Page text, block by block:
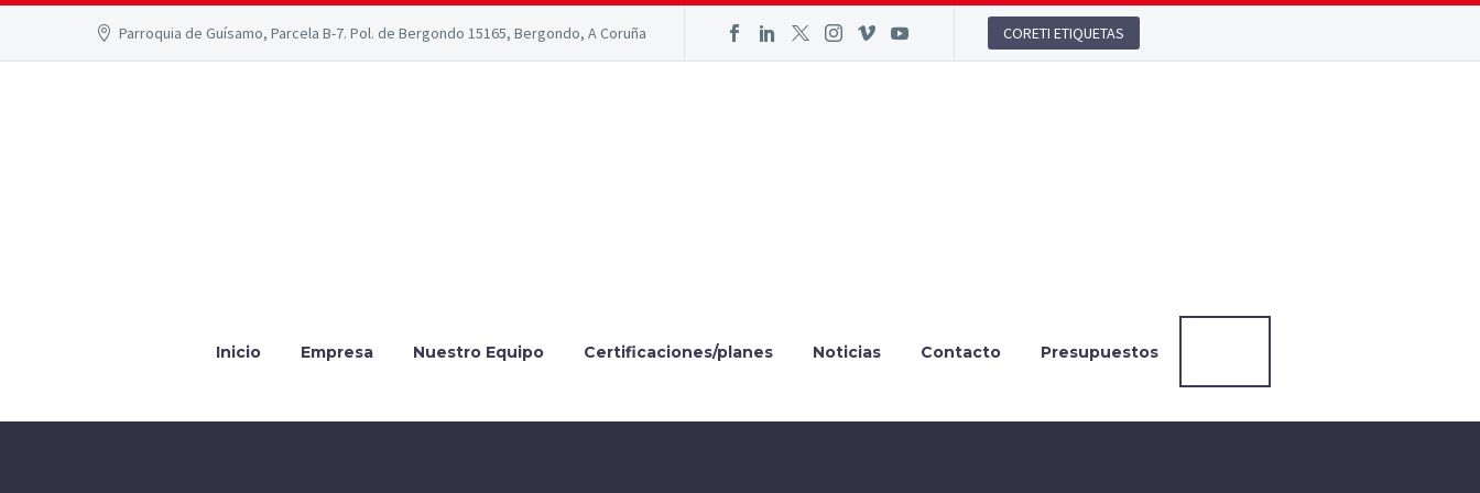
Parroquia de Guísamo, Parcela B-7. Pol. de Bergondo 15165, Bergondo, A Coruña CORETI ETIQUETAS
Inicio Empresa Nuestro Equipo Certificaciones/planes Noticias Contacto Presupuestos